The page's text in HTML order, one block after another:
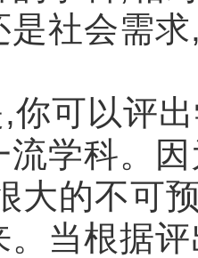
社会需求
,你可以评
流学科。
大的不可
。当根据